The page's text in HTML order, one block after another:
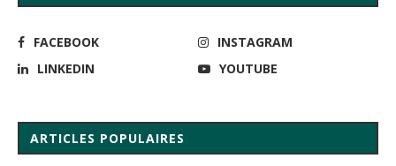
FACEBOOK
INSTAGRAM
LINKEDIN
YOUTUBE
ARTICLES POPULAIRES